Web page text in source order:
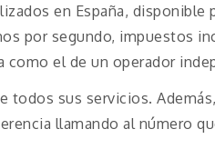
en España, disponible
por segundo, impuestos
como el de un operador
todos sus servicios.
llamando al número